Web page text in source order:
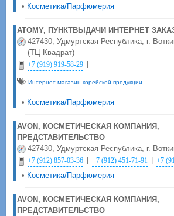
• Косметика/Парфюмерия
ATOMY, ПУНКТВЫДАЧИ ИНТЕРНЕТ
427430, Удмуртская Республика, г.
(ТЦ Квадрат)
+7 (919) 919-58-29
Интернет магазин корейской продукции
• Косметика/Парфюмерия
AVON, КОСМЕТИЧЕСКАЯ КОМПАНИЯ,
ПРЕДСТАВИТЕЛЬСТВО
427430, Удмуртская Республика, г.
+7 (912) 857-03-36 +7 (912) 451-71-91 +7
• Косметика/Парфюмерия
AVON, КОСМЕТИЧЕСКАЯ КОМПАНИЯ,
ПРЕДСТАВИТЕЛЬСТВО